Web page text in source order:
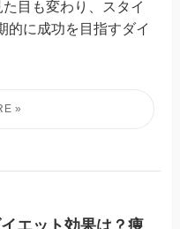
目も変わり、スタイ
的に成功を目指すダイ
エット効果は？痩